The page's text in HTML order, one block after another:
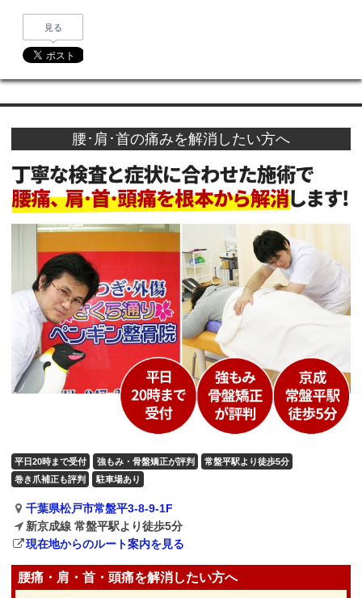
見る
腰･肩･首の痛みを解消したい方へ
平日20時まで受付 強もみ・骨盤矯正が評判
常盤平駅より徒歩5分
巻き爪補正も評判
駐車場あり
千葉県松戸市常盤平3-8-9-1F
新京成線 常盤平駅より徒歩5分
現在地からのルート案内を見る
腰痛・肩・首・頭痛を解消したい方へ